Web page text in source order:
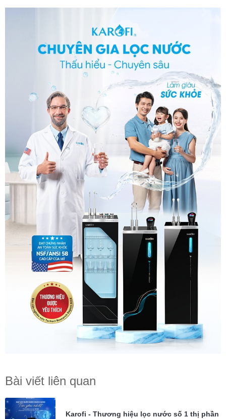
Bài viết liên quan
Karofi - Thương hiệu lọc nước số 1 thị phần